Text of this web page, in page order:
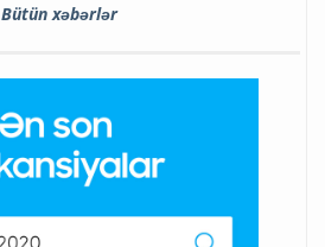
Bütün xəbərlər